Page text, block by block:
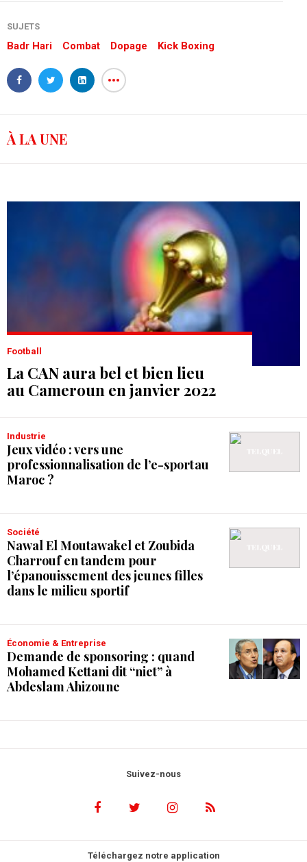
SUJETS
Badr Hari Combat Dopage Kick Boxing
À LA UNE
Football
La CAN aura bel et bien lieu
au Cameroun en janvier 2022
Industrie
Jeux vidéo : vers une
professionnalisation de l’e-sport au
Maroc ?
Société
Nawal El Moutawakel et Zoubida
Charrouf en tandem pour
l’épanouissement des jeunes filles
dans le milieu sportif
Économie & Entreprise
Demande de sponsoring : quand
Mohamed Kettani dit “niet” à
Abdeslam Ahizoune
Suivez-nous
Téléchargez notre application